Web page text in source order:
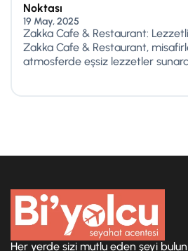
Noktası
19 May, 2025
Zakka Cafe & Restaurant:
Zakka Cafe & Restaurant,
atmosferde eşsiz lezzetler
Her yerde sizi mutlu eden şeyi bulun